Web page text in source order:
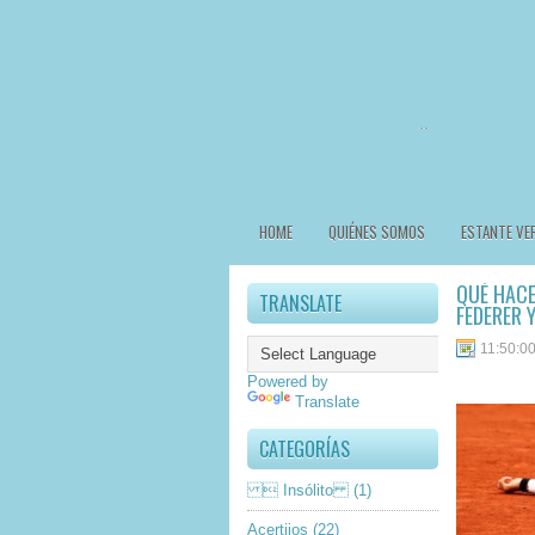
HOME QUIÉNES SOMOS ESTANTE
TRANSLATE
Powered by
Translate
CATEGORÍAS
 Insólito (1)
Acertijos (22)
QUÉ
FEDERER
11:50:00